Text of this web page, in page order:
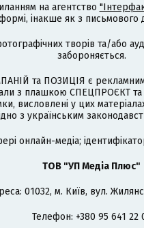
на агентство
інакше як з письмового
творів та/або
забороняється.
та ПОЗИЦІЯ є
з плашкою СПЕЦПРОЄКТ
висловлені у цих
з українським
онлайн-медіа;
ТОВ "УП Медіа Плюс"
01032, м. Київ, вул.
Телефон: +380 95 641 22